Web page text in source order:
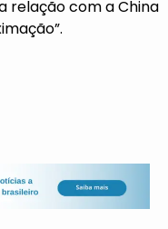
relação com a China